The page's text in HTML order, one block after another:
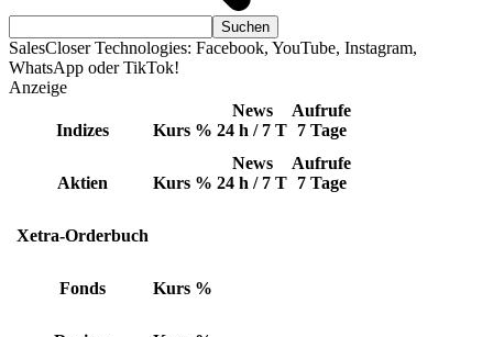
SalesCloser Technologies: Facebook, YouTube, Instagram,
WhatsApp oder TikTok!
Anzeige
Indizes Kurs %
News
24 h / 7 T
Aufrufe
7 Tage
Aktien Kurs %
News
24 h / 7 T
Aufrufe
7 Tage
Xetra-Orderbuch
Fonds Kurs %